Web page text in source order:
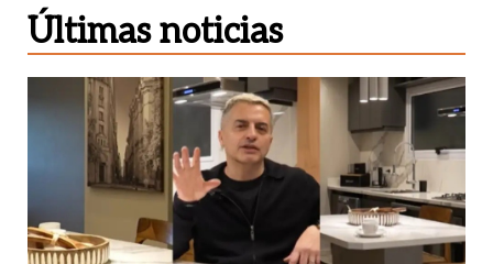
Últimas noticias